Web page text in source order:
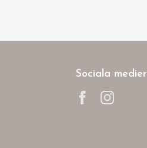
Sociala medier